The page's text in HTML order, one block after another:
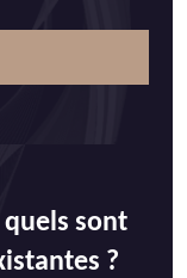
sont
?